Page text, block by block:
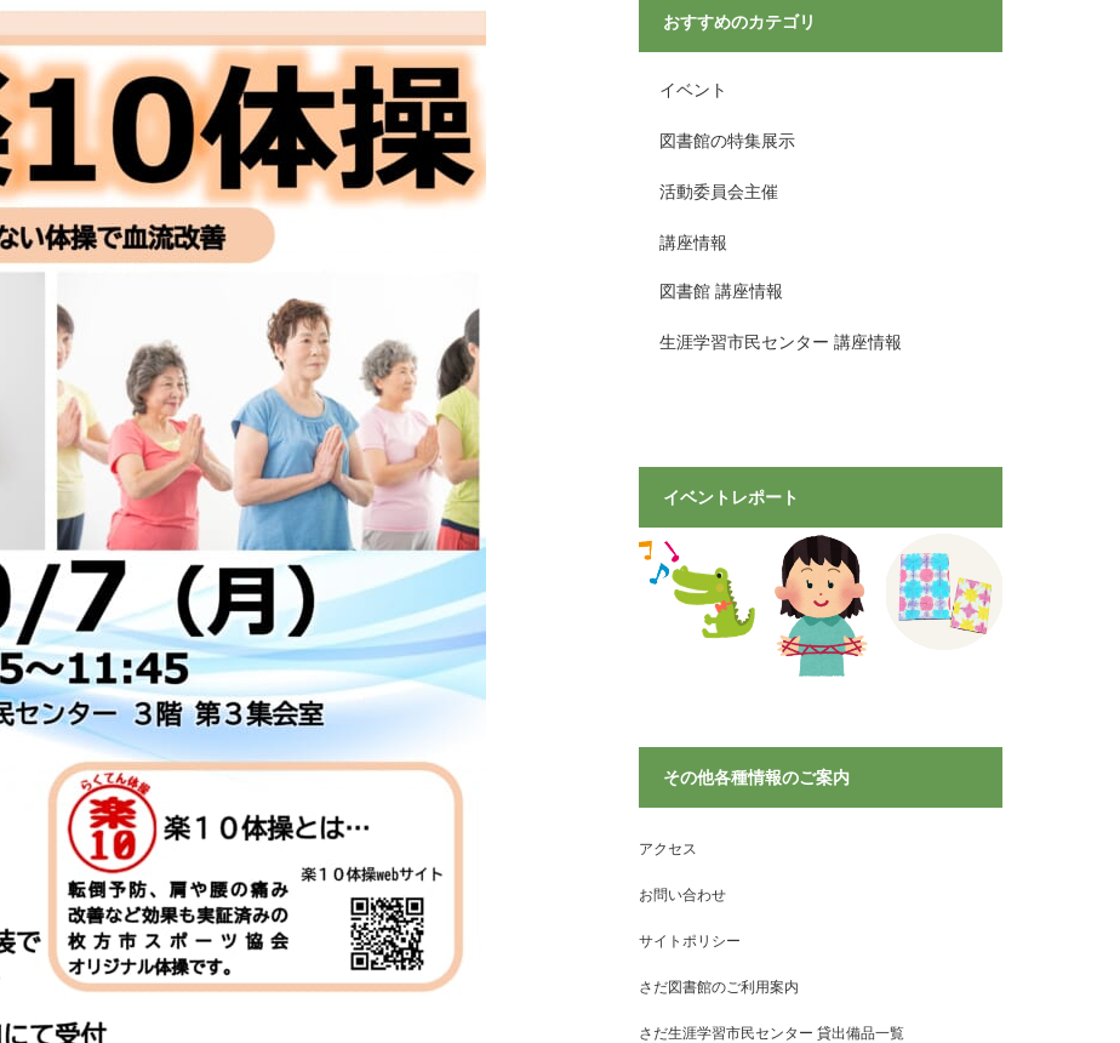
おすすめのカテゴリ
イベント
図書館の特集展示
活動委員会主催
講座情報
図書館 講座情報
生涯学習市民センター 講座情報
イベントレポート
その他各種情報のご案内
アクセス
お問い合わせ
サイトポリシー
さだ図書館のご利用案内
さだ生涯学習市民センター 貸出備品一覧